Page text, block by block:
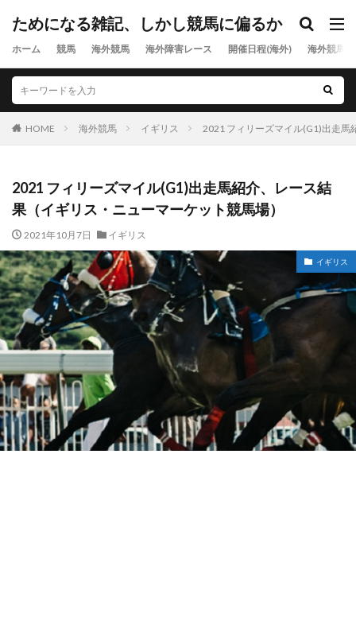
ためになる雑記、しかし競馬に偏るか
ホーム 競馬 海外競馬 海外障害レース 開催日程(海外) 海外競馬
HOME 海外競馬 イギリス 2021 フィリーズマイル(G1)出走馬
2021 フィリーズマイル(G1)出走馬紹介、レース結
果（イギリス・ニューマーケット競馬場）
2021年10月7日 イギリス
イギリス